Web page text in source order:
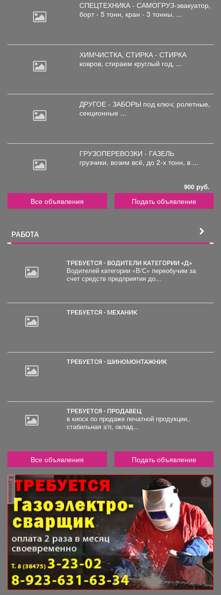
СПЕЦТЕХНИКА - САМОГРУЗ-эвакуатор,
борт - 5 тонн, кран - 3 тонны. ...
ХИМЧИСТКА, СТИРКА - СТИРКА
ковров, стираем круглый год, ...
ДРУГОЕ - ЗАБОРЫ под ключ; ролетные,
секционные ...
ГРУЗОПЕРЕВОЗКИ - ГАЗЕЛЬ
грузчики, возим всё, до 2-х тонн, в ...
900 руб.
Все объявления Подать объявление
РАБОТА
ТРЕБУЕТСЯ - ВОДИТЕЛИ КАТЕГОРИИ «Д»
Водителей категории «В/С» переобучим за
счет средств предприятия до...
ТРЕБУЕТСЯ - МЕХАНИК
ТРЕБУЕТСЯ - ШИНОМОНТАЖНИК
ТРЕБУЕТСЯ - ПРОДАВЕЦ
в киоск по продаже печатной продукции,.
стабильная з/п, оклад...
Все объявления Подать объявление
реклама